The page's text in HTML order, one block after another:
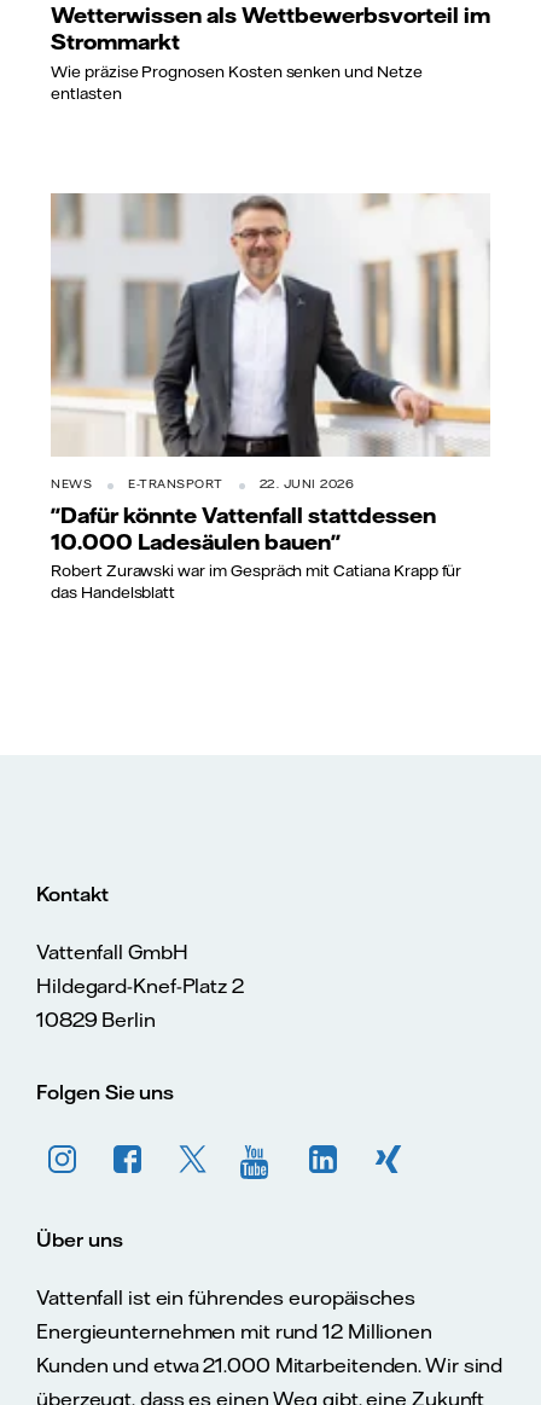
Wetterwissen als Wettbewerbsvorteil im
Strommarkt
Wie präzise Prognosen Kosten senken und Netze
entlasten
NEWS E-TRANSPORT 22. JUNI 2026
"Dafür könnte Vattenfall stattdessen
10.000 Ladesäulen bauen"
Robert Zurawski war im Gespräch mit Catiana Krapp für
das Handelsblatt
Kontakt
Vattenfall GmbH
Hildegard-Knef-Platz 2
10829 Berlin
Folgen Sie uns
Über uns
Vattenfall ist ein führendes europäisches
Energieunternehmen mit rund 12 Millionen
Kunden und etwa 21.000 Mitarbeitenden. Wir sind
überzeugt, dass es einen Weg gibt, eine Zukunft